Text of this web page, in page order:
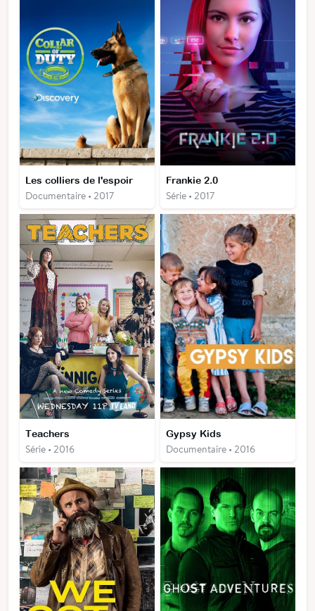
Les colliers de l'espoir
Documentaire • 2017
Frankie 2.0
Série • 2017
Teachers
Série • 2016
Gypsy Kids
Documentaire • 2016